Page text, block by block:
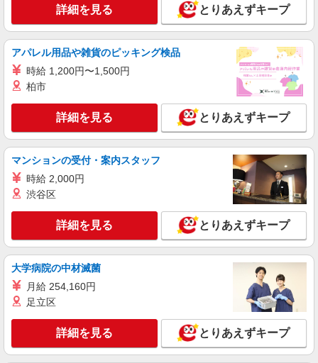
詳細を見る とりあえずキープ
アパレル用品や雑貨のピッキング検品
時給 1,200円〜1,500円
柏市
詳細を見る とりあえずキープ
マンションの受付・案内スタッフ
時給 2,000円
渋谷区
詳細を見る とりあえずキープ
大学病院の中材滅菌
月給 254,160円
足立区
詳細を見る とりあえずキープ